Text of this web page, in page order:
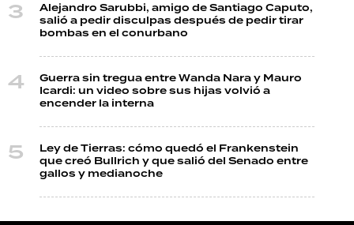
Alejandro Sarubbi, amigo de Santiago Caputo,
salió a pedir disculpas después de pedir tirar
bombas en el conurbano
Guerra sin tregua entre Wanda Nara y Mauro
Icardi: un video sobre sus hijas volvió a
encender la interna
Ley de Tierras: cómo quedó el Frankenstein
que creó Bullrich y que salió del Senado entre
gallos y medianoche